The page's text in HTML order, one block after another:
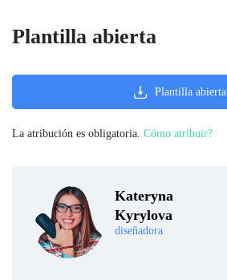
Kateryna
Kyrylova
diseñadora
Plantilla abierta
Plantilla abierta
La atribución es obligatoria. Cómo atribuir?